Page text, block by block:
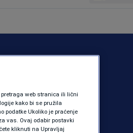
web stranica ili lični
kako bi se pružila
podatke Ukoliko je praćenje
vas. Ovaj odabir postavki
kliknuti na Upravljaj